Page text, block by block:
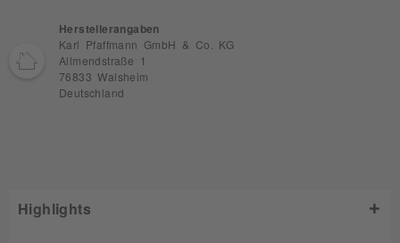
Herstellerangaben
Karl Pfaffmann GmbH & Co. KG
Allmendstraße 1
76833 Walsheim
Deutschland
Highlights